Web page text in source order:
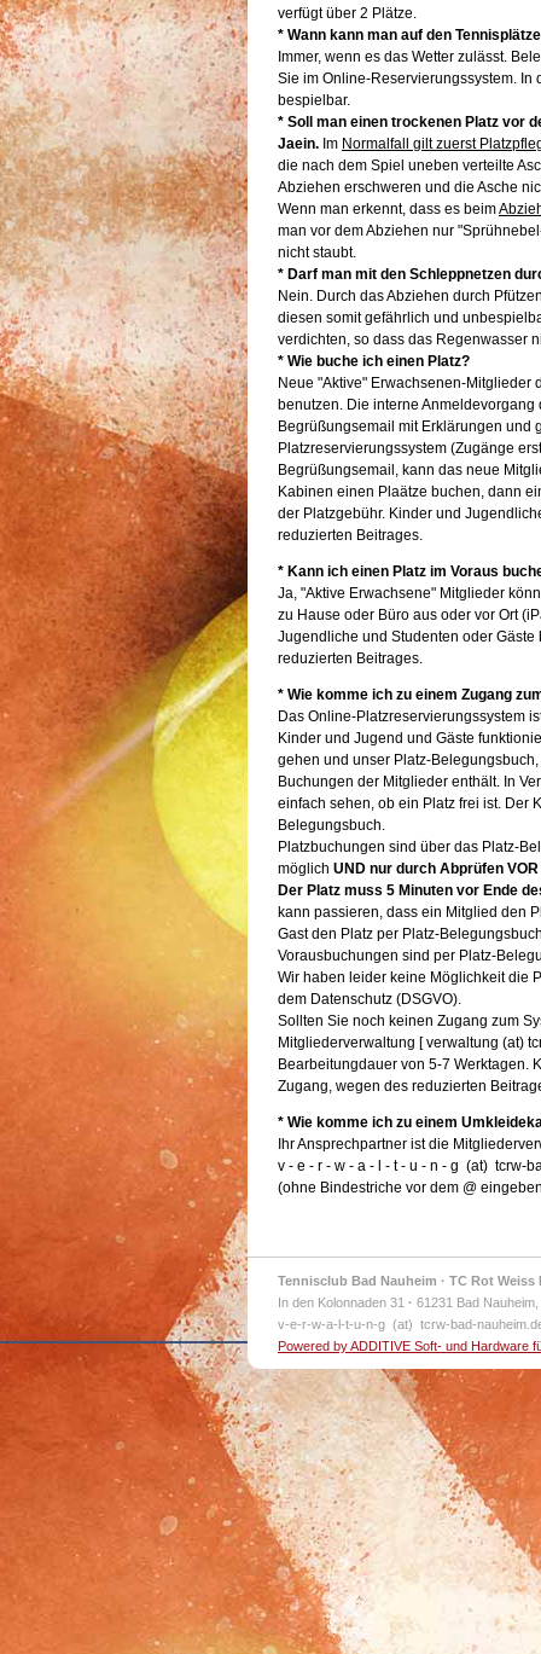
verfügt über 2 Plätze.
* Wann kann man auf den
Immer, wenn es das Wetter zulässt.
Sie im Online-Reservierungssystem. In
bespielbar.
* Soll man einen trockenen Platz vor
Jaein. Im Normalfall gilt zuerst
die nach dem Spiel uneben verteilte
Abziehen erschweren und die Asche
Wenn man erkennt, dass es beim
man vor dem Abziehen nur
nicht staubt.
* Darf man mit den Schleppnetzen
Nein. Durch das Abziehen durch
diesen somit gefährlich und
verdichten, so dass das Regenwasser
* Wie buche ich einen Platz?
Neue "Aktive" Erwachsenen-Mitglieder
benutzen. Die interne
Begrüßungsemail mit Erklärungen und
Platzreservierungssystem (Zugänge
Begrüßungsemail, kann das neue
Kabinen einen Plaätze buchen, dann
der Platzgebühr. Kinder und
reduzierten Beitrages.
* Kann ich einen Platz im Voraus
Ja, "Aktive Erwachsene" Mitglieder
zu Hause oder Büro aus oder vor Ort
Jugendliche und Studenten oder
reduzierten Beitrages.
* Wie komme ich zu einem Zugang
Das Online-Platzreservierungssystem
Kinder und Jugend und Gäste
gehen und unser Platz-
Buchungen der Mitglieder enthält. In
einfach sehen, ob ein Platz frei ist. Der
Belegungsbuch.
Platzbuchungen sind über das Platz-
möglich UND nur durch Abprüfen
Der Platz muss 5 Minuten vor Ende
kann passieren, dass ein Mitglied den
Gast den Platz per Platz-
Vorausbuchungen sind per Platz-
Wir haben leider keine Möglichkeit die
dem Datenschutz (DSGVO).
Sollten Sie noch keinen Zugang zum
Mitgliederverwaltung [ verwaltung (at)
Bearbeitungdauer von 5-7 Werktagen.
Zugang, wegen des reduzierten
* Wie komme ich zu einem
Ihr Ansprechpartner ist die
v - e - r - w - a - l - t - u - n - g (at) tcrw-
(ohne Bindestriche vor dem @
Tennisclub Bad Nauheim · TC Rot Weiss
In den Kolonnaden 31 · 61231 Bad
v-e-r-w-a-l-t-u-n-g (at) tcrw-bad-
Powered by ADDITIVE Soft- und Hardware